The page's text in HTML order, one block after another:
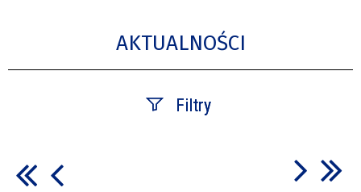
AKTUALNOŚCI
Filtry